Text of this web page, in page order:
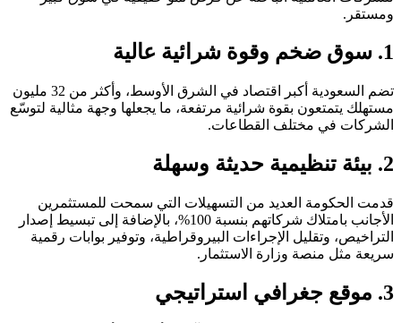
ومستقر.
1. سوق ضخم وقوة شرائية عالية
تضم السعودية أكبر اقتصاد في الشرق الأوسط، وأكثر من 32 مليون
مستهلك يتمتعون بقوة شرائية مرتفعة، ما يجعلها وجهة مثالية لتوسّع
الشركات في مختلف القطاعات.
2. بيئة تنظيمية حديثة وسهلة
قدمت الحكومة العديد من التسهيلات التي سمحت للمستثمرين
الأجانب بامتلاك شركاتهم بنسبة 100%، بالإضافة إلى تبسيط إصدار
التراخيص، وتقليل الإجراءات البيروقراطية، وتوفير بوابات رقمية
سريعة مثل منصة وزارة الاستثمار.
3. موقع جغرافي استراتيجي